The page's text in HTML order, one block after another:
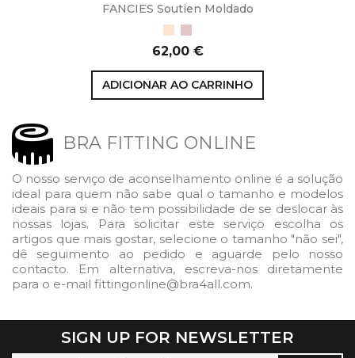
FANCIES Soutien Moldado
Preço
62,00 €
ADICIONAR AO CARRINHO
BRA FITTING ONLINE
O nosso serviço de aconselhamento online é a solução
ideal para quem não sabe qual o tamanho e modelos
ideais para si e não tem possibilidade de se deslocar às
nossas lojas. Para solicitar este serviço escolha os
artigos que mais gostar, selecione o tamanho "não sei",
dê seguimento ao pedido e aguarde pelo nosso
contacto. Em alternativa, escreva-nos diretamente
para o e-mail fittingonline@bra4all.com.
SIGN UP FOR NEWSLETTER